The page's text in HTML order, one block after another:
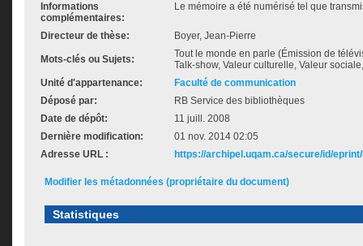
Informations
complémentaires:
Le mémoire a été numérisé tel que
Directeur de thèse: Boyer, Jean-Pierre
Mots-clés ou Sujets:
Tout le monde en parle (Émission de
Talk-show, Valeur culturelle, Valeur
Unité d'appartenance:
Faculté de communication
Déposé par:
RB Service des bibliothèques
Date de dépôt:
11 juill. 2008
Dernière modification:
01 nov. 2014 02:05
Adresse URL :
https://archipel.uqam.ca/secure/id/
Modifier les métadonnées (propriétaire du document)
Statistiques